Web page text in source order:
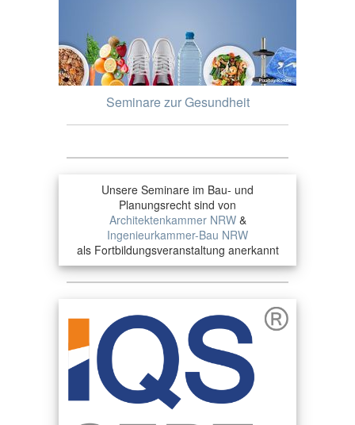
Seminare zur Gesundheit
Unsere Seminare im Bau- und
Planungsrecht sind von
Architektenkammer NRW&
Ingenieurkammer-Bau NRW
als Fortbildungsveranstaltung anerkannt